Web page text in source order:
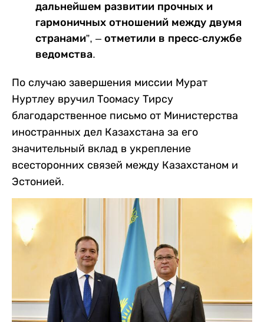
дальнейшем развитии прочных и
гармоничных отношений между двумя
странами”, – отметили в пресс-службе
ведомства.
По случаю завершения миссии Мурат
Нуртлеу вручил Тоомасу Тирсу
благодарственное письмо от Министерства
иностранных дел Казахстана за его
значительный вклад в укрепление
всесторонних связей между Казахстаном и
Эстонией.